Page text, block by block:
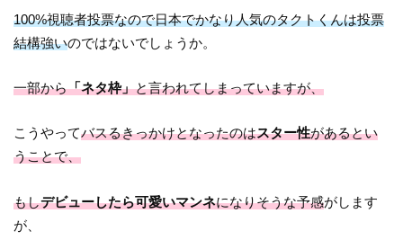
100%視聴者投票なので日本でかなり人気のタクトくんは投票
結構強いのではないでしょうか。
一部から「ネタ枠」と言われてしまっていますが、
こうやってバスるきっかけとなったのはスター性があるとい
うことで、
もしデビューしたら可愛いマンネになりそうな予感がします
が、